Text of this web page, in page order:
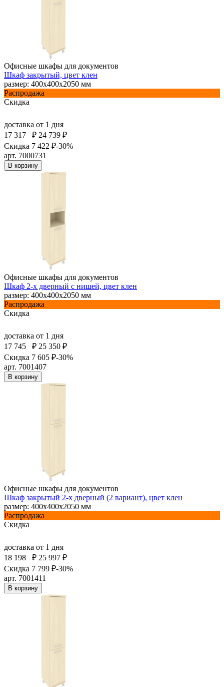
Офисные шкафы для документов
Шкаф закрытый, цвет клен
размер: 400х400х2050 мм
Распродажа
Скидка
доставка от 1 дня
17 317
₽ 24 739 ₽
Скидка 7 422 ₽-30%
арт. 7000731
В корзину
Офисные шкафы для документов
Шкаф 2-х дверный с нишей, цвет клен
размер: 400х400х2050 мм
Распродажа
Скидка
доставка от 1 дня
17 745
₽ 25 350 ₽
Скидка 7 605 ₽-30%
арт. 7001407
В корзину
Офисные шкафы для документов
Шкаф закрытый 2-х дверный (2 вариант), цвет клен
размер: 400х400х2050 мм
Распродажа
Скидка
доставка от 1 дня
18 198
₽ 25 997 ₽
Скидка 7 799 ₽-30%
арт. 7001411
В корзину